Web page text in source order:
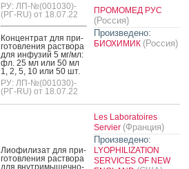
РУ: ЛП-№(001030)-
(РГ-RU) от 18.07.22
Кон­цен­трат для при­
готов­ле­ния рас­тво­ра
для ин­фу­зий 5 мг/мл:
фл. 25 мл или 50 мл
1, 2, 5, 10 или 50 шт.
РУ: ЛП-№(001030)-
(РГ-RU) от 18.07.22
ПРОМОМЕД РУС
(Россия)
Произведено:
БИОХИМИК (Россия)
Ли­офи­лизат для при­
готов­ле­ния рас­тво­ра
для внут­ри­мышеч­но­
Les Laboratoires
Servier (Франция)
Произведено:
LYOPHILIZATION
SERVICES OF NEW